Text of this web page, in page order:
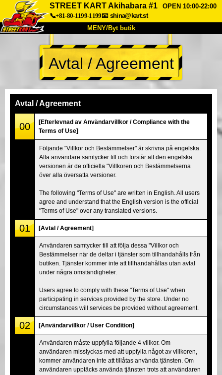
STREET KART Akihabara #1
OPEN 10:00-22:00
📞+81-80-1199-1199📧 shina@kart.st
MENY/Byt butik
HEM
Om oss Specifikationer Pris
Företag
Tokyo Shinagawa
Tokyo Akihabara#2 Tokyo Shibuya
Tokyo Shibuya Annex Tokyo Bay
Okinawa
Avtal / Agreement
Avtal / Agreement
00
[Efterlevnad av Användarvillkor / Compliance with the
Terms of Use]
Följande "Villkor och Bestämmelser" är skrivna på engelska.
Alla användare samtycker till och förstår att den engelska
versionen är de officiella "Villkoren och Bestämmelserna
över alla översatta versioner.
The following "Terms of Use" are written in English. All users
agree and understand that the English version is the official
"Terms of Use" over any translated versions.
01 [Avtal / Agreement]
Användaren samtycker till att följa dessa "Villkor och
Bestämmelser när de deltar i tjänster som tillhandahålls från
butiken. Tjänster kommer inte att tillhandahållas utan avtal
under några omständigheter.
Users agree to comply with these "Terms of Use" when
participating in services provided by the store. Under no
circumstances will services be provided without agreement.
02 [Användarvillkor / User Condition]
Användaren måste uppfylla följande 4 villkor. Om
användaren misslyckas med att uppfylla något av villkoren,
kommer användaren inte att tillåtas använda tjänsten. Om
användaren upptäcks använda tjänsten trots att användaren